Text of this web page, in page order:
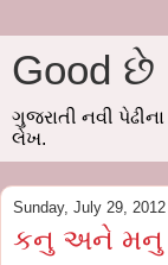
Good છે
ગુજરાતી નવી
લેખ.
Sunday, July 29, 2012
કનુ અને મનુ